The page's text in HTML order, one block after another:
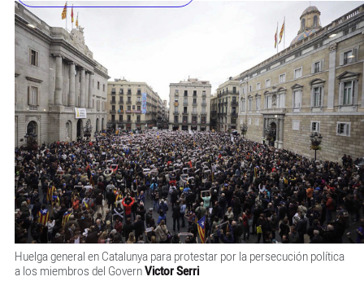
Huelga general en Catalunya para protestar por la persecución política
a los miembros del GovernVictor Serri